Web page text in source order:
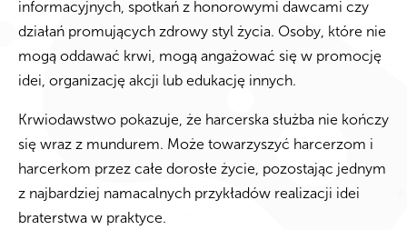
informacyjnych, spotkań z honorowymi dawcami czy
działań promujących zdrowy styl życia. Osoby, które nie
mogą oddawać krwi, mogą angażować się w promocję
idei, organizację akcji lub edukację innych.
Krwiodawstwo pokazuje, że harcerska służba nie kończy
się wraz z mundurem. Może towarzyszyć harcerzom i
harcerkom przez całe dorosłe życie, pozostając jednym
z najbardziej namacalnych przykładów realizacji idei
braterstwa w praktyce.